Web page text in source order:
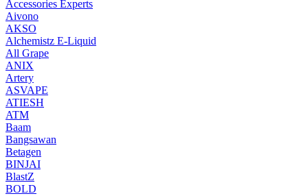
Accessories Experts
Aivono
AKSO
Alchemistz E-Liquid
All Grape
ANIX
Artery
ASVAPE
ATIESH
ATM
Baam
Bangsawan
Betagen
BINJAI
BlastZ
BOLD